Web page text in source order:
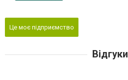
Це моє підприємство
Відгуки